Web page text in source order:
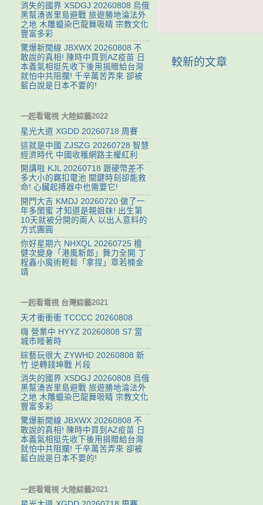
較新的文章
消失的國界 XSDGJ 20260808 烏俄
黑幫湧峇里島避戰 旅遊勝地淪法外
之地 木雕蠟染巴龍舞吸睛 宗教文化
豐富多彩
驚爆新聞線 JBXWX 20260808 不
敢說的真相! 陳時中買到AZ疫苗 日
本義氣相挺先收下後用捐贈給台灣
就怕中共阻攔! 千辛萬苦弄來 卻被
藍白說是日本不要的!
一起看電視 大陸綜藝2022
星光大道 XGDD 20260718 周賽
這就是中國 ZJSZG 20260728 智慧
經濟時代 中國收穫網路主權紅利
開講啦 KJL 20260718 跟硬幣差不
多大小的羈扣電池 關鍵時刻卻能救
命! 心臟起搏器中也需要它!
開門大吉 KMDJ 20260720 做了一
年多閨蜜 才知道是親姐妹! 出生第
10天就被分開的兩人 以出人意料的
方式團圓
你好星期六 NHXQL 20260725 檀
健次變身「港風新郎」舞力全開 丁
程鑫小魔術輕鬆「拿捏」章若楠金
靖
一起看電視 台灣綜藝2021
天才衝衝衝 TCCCC 20260808
嗨 營業中 HYYZ 20260808 S7 當
城市睡著時
綜藝玩很大 ZYWHD 20260808 新
竹 逆轉錢坤戰 片段
消失的國界 XSDGJ 20260808 烏俄
黑幫湧峇里島避戰 旅遊勝地淪法外
之地 木雕蠟染巴龍舞吸睛 宗教文化
豐富多彩
驚爆新聞線 JBXWX 20260808 不
敢說的真相! 陳時中買到AZ疫苗 日
本義氣相挺先收下後用捐贈給台灣
就怕中共阻攔! 千辛萬苦弄來 卻被
藍白說是日本不要的!
一起看電視 大陸綜藝2021